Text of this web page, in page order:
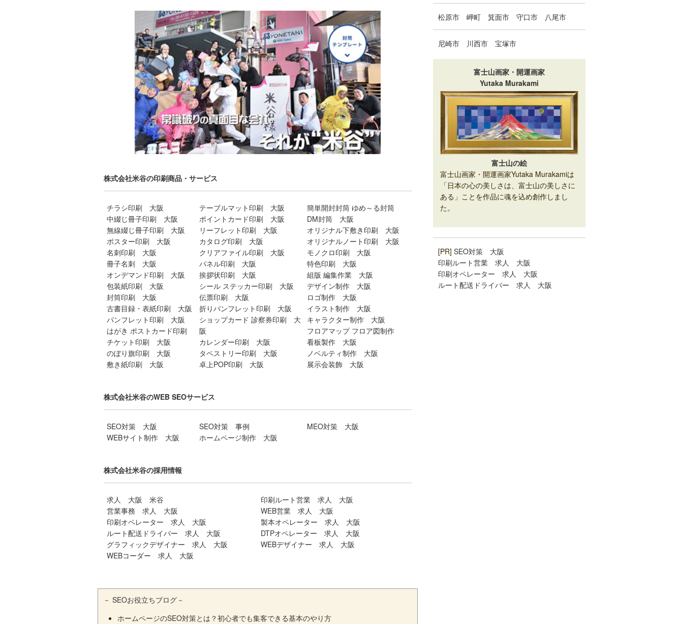
株式会社米谷の印刷商品・サービス
チラシ印刷 大阪
中綴じ冊子印刷 大阪
無線綴じ冊子印刷 大阪
ポスター印刷 大阪
名刺印刷 大阪
冊子名刺 大阪
オンデマンド印刷 大阪
包装紙印刷 大阪
封筒印刷 大阪
古書目録・表紙印刷 大阪
パンフレット印刷 大阪
はがき ポストカード印刷
チケット印刷 大阪
のぼり旗印刷 大阪
敷き紙印刷 大阪
テーブルマット印刷 大阪
ポイントカード印刷 大阪
リーフレット印刷 大阪
カタログ印刷 大阪
クリアファイル印刷 大阪
パネル印刷 大阪
挨拶状印刷 大阪
シール ステッカー印刷 大阪
伝票印刷 大阪
折りパンフレット印刷 大阪
ショップカード 診察券印刷 大
阪
カレンダー印刷 大阪
タペストリー印刷 大阪
卓上POP印刷 大阪
簡単開封封筒 ゆめ～る封筒
DM封筒 大阪
オリジナル下敷き印刷 大阪
オリジナルノート印刷 大阪
モノクロ印刷 大阪
特色印刷 大阪
組版 編集作業 大阪
デザイン制作 大阪
ロゴ制作 大阪
イラスト制作 大阪
キャラクター制作 大阪
フロアマップ フロア図制作
看板製作 大阪
ノベルティ制作 大阪
展示会装飾 大阪
株式会社米谷のWEB SEOサービス
SEO対策 大阪
WEBサイト制作 大阪
SEO対策 事例
ホームページ制作 大阪
MEO対策 大阪
株式会社米谷の採用情報
求人 大阪 米谷
営業事務 求人 大阪
印刷オペレーター 求人 大阪
ルート配送ドライバー 求人 大阪
グラフィックデザイナー 求人 大阪
WEBコーダー 求人 大阪
印刷ルート営業 求人 大阪
WEB営業 求人 大阪
製本オペレーター 求人 大阪
DTPオペレーター 求人 大阪
WEBデザイナー 求人 大阪
－ SEOお役立ちブログ －
ホームページのSEO対策とは？初心者でも集客できる基本のやり方
松原市 岬町 箕面市 守口市 八尾市
尼崎市 川西市 宝塚市
富士山画家・開運画家
Yutaka Murakami
富士山の絵
富士山画家・開運画家Yutaka Murakamiは
「日本の心の美しさは、富士山の美しさに
ある」ことを作品に魂を込め創作しまし
た。
[PR] SEO対策 大阪
印刷ルート営業 求人 大阪
印刷オペレーター 求人 大阪
ルート配送ドライバー 求人 大阪